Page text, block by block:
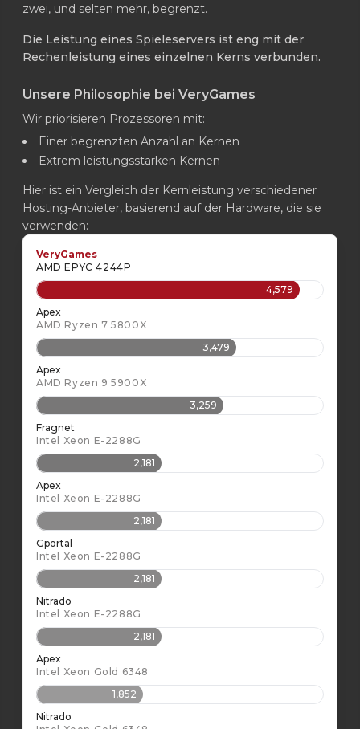
zwei, und selten mehr, begrenzt.
Die Leistung eines Spieleservers ist eng mit der
Rechenleistung eines einzelnen Kerns verbunden.
Unsere Philosophie bei VeryGames
Wir priorisieren Prozessoren mit:
Einer begrenzten Anzahl an Kernen
Extrem leistungsstarken Kernen
Hier ist ein Vergleich der Kernleistung verschiedener
Hosting-Anbieter, basierend auf der Hardware, die sie
verwenden:
VeryGames
AMD EPYC 4244P
4,579
Apex
AMD Ryzen 7 5800X
3,479
Apex
AMD Ryzen 9 5900X
3,259
Fragnet
Intel Xeon E-2288G
2,181
Apex
Intel Xeon E-2288G
2,181
Gportal
Intel Xeon E-2288G
2,181
Nitrado
Intel Xeon E-2288G
2,181
Apex
Intel Xeon Gold 6348
1,852
Nitrado